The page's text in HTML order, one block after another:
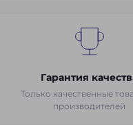
Гарантия
Только качественные
производителей